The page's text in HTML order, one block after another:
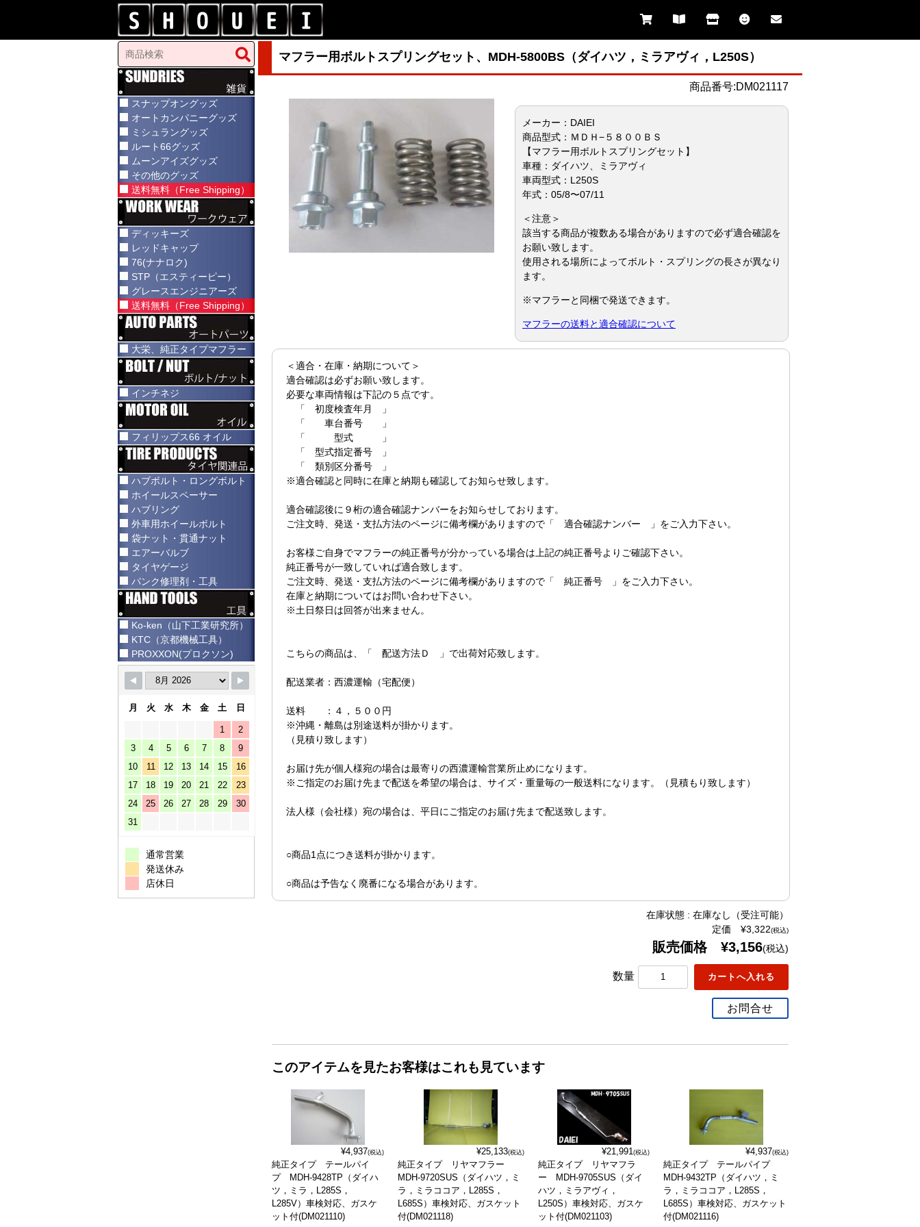
スナップオングッズ
オートカンパニーグッズ
ミシュラングッズ
ルート66グッズ
ムーンアイズグッズ
その他のグッズ
送料無料（Free Shipping）
ディッキーズ
レッドキャップ
76(ナナロク)
STP（エスティーピー）
グレースエンジニアーズ
送料無料（Free Shipping）
大栄、純正タイプマフラー
インチネジ
フィリップス66 オイル
ハブボルト・ロングボルト
ホイールスペーサー
ハブリング
外車用ホイールボルト
袋ナット・貫通ナット
エアーバルブ
タイヤゲージ
パンク修理剤・工具
Ko-ken（山下工業研究所）
KTC（京都機械工具）
PROXXON(プロクソン)
月 火 水 木 金 土 日
1
2
3
4 5 6 7 8
9
10
11 12 13 14 15
16
17
18 19 20 21 22
23
24
25 26 27 28 29
30
31
通常営業
発送休み
店休日
マフラー用ボルトスプリングセット、MDH-5800BS（ダイハツ，ミラアヴィ，L250S）
商品番号:DM021117
メーカー：DAIEI
商品型式：ＭＤＨ−５８００ＢＳ
【マフラー用ボルトスプリングセット】
車種：ダイハツ、ミラアヴィ
車両型式：L250S
年式：05/8〜07/11
＜注意＞
該当する商品が複数ある場合がありますので必ず適合確認を
お願い致します。
使用される場所によってボルト・スプリングの長さが異なり
ます。
※マフラーと同梱で発送できます。
マフラーの送料と適合確認について
＜適合・在庫・納期について＞
適合確認は必ずお願い致します。
必要な車両情報は下記の５点です。
「 初度検査年月 」
「 車台番号 」
「 型式 」
「 型式指定番号 」
「 類別区分番号 」
※適合確認と同時に在庫と納期も確認してお知らせ致します。
適合確認後に９桁の適合確認ナンバーをお知らせしております。
ご注文時、発送・支払方法のページに備考欄がありますので「 適合確認ナンバー 」をご入力下さい。
お客様ご自身でマフラーの純正番号が分かっている場合は上記の純正番号よりご確認下さい。
純正番号が一致していれば適合致します。
ご注文時、発送・支払方法のページに備考欄がありますので「 純正番号 」をご入力下さい。
在庫と納期についてはお問い合わせ下さい。
※土日祭日は回答が出来ません。
こちらの商品は、「 配送方法Ｄ 」で出荷対応致します。
配送業者：西濃運輸（宅配便）
送料 ：４，５００円
※沖縄・離島は別途送料が掛かります。
（見積り致します）
お届け先が個人様宛の場合は最寄りの西濃運輸営業所止めになります。
※ご指定のお届け先まで配送を希望の場合は、サイズ・重量毎の一般送料になります。（見積もり致します）
法人様（会社様）宛の場合は、平日にご指定のお届け先まで配送致します。
○商品1点につき送料が掛かります。
○商品は予告なく廃番になる場合があります。
在庫状態 : 在庫なし（受注可能）
定価 ¥3,322(税込)
販売価格 ¥3,156(税込)
数量
お問合せ
このアイテムを見たお客様はこれも見ています
¥4,937(税込)
純正タイプ テールパイ
プ MDH-9428TP（ダイハ
ツ，ミラ，L285S，
L285V）車検対応、ガスケ
ット付(DM021110)
¥25,133(税込)
純正タイプ リヤマフラー
MDH-9720SUS（ダイハツ，ミ
ラ，ミラココア，L285S，
L685S）車検対応、ガスケット
付(DM021118)
¥21,991(税込)
純正タイプ リヤマフラ
ー MDH-9705SUS（ダイ
ハツ，ミラアヴィ，
L250S）車検対応、ガスケ
ット付(DM021103)
¥4,937(税込)
純正タイプ テールパイプ
MDH-9432TP（ダイハツ，ミ
ラ，ミラココア，L285S，
L685S）車検対応、ガスケット
付(DM021116)